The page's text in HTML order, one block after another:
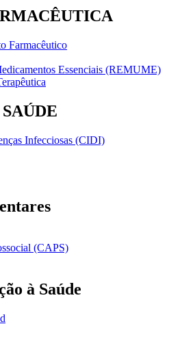
Farmacêutico
Essenciais (REMUME)
Infecciosas (CIDI)
(CAPS)
à Saúde